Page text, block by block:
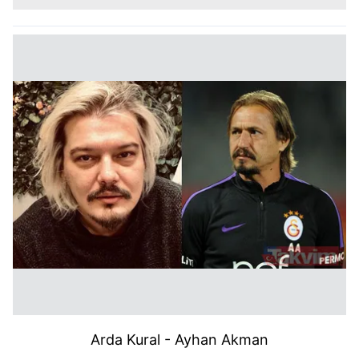
Arda Kural - Ayhan Akman